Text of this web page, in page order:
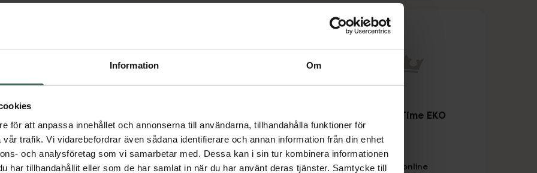
Information Om
för att anpassa innehållet och annonserna till användarna, tillhandahålla funktioner för
trafik. Vi vidarebefordrar även sådana identifierare och annan information från din enhet
och analysföretag som vi samarbetar med. Dessa kan i sin tur kombinera informationen
har tillhandahållit eller som de har samlat in när du har använt deras tjänster. Samtycke till
20 st
Pris online
Livsmedel
Pris online
Pukka Night Time EKO
Tepåsar 20 st
Livsmedel
Pris online